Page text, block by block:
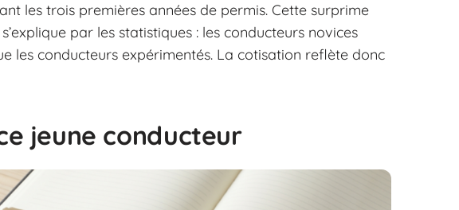
les trois premières années de permis. Cette surprime
par les statistiques : les conducteurs novices
les conducteurs expérimentés. La cotisation reflète donc
jeune conducteur